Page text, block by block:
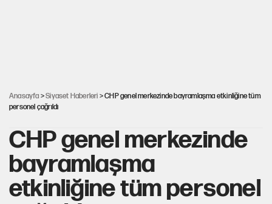
Anasayfa >Siyaset Haberleri > CHP genel merkezinde bayramlaşma etkinliğine tüm
personel çağrıldı
CHP genel merkezinde
bayramlaşma
etkinliğine tüm personel